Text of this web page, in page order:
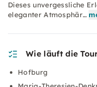
Dieses unvergessliche
eleganter Atmosphär…
Wie läuft die
Hofburg